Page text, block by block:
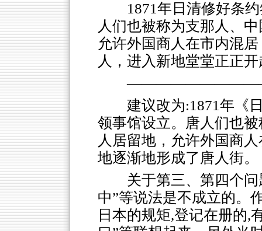
1871年日清修好条
人们也被称为支那人、
允许外国商人在市内混
人，进入新地堂堂正正
建议改为:1871年《
领事馆设立。唐人们也
人居留地，允许外国商
地逐渐地形成了唐人街
关于第三、第四个
中”等说法是不成立的。
日本的规矩,登记在册的,